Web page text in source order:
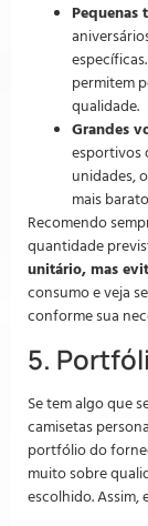
Pequenas
permitem
qualidade.
Grandes
esportivos
unidades,
mais
Recomendo
quantidade
unitário, mas
consumo e veja
conforme sua
5.
Se tem algo que
camisetas
portfólio do
muito sobre
escolhido. Assim,